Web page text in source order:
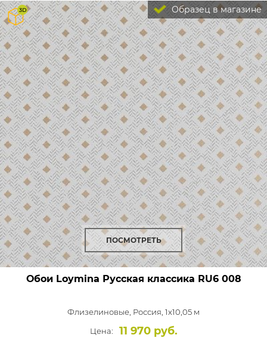
Образец в магазине
ПОСМОТРЕТЬ
Обои Loymina Русская классика RU6 008
Флизелиновые, Россия, 1x10,05 м
Цена:
11 970 руб.